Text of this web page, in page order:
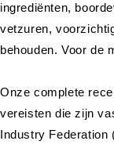
ingrediënten,
vetzuren,
behouden. Voor de
Onze complete
vereisten die zijn
Industry Federation